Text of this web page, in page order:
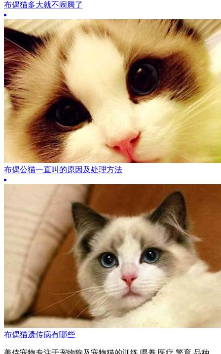
布偶猫多大就不闹腾了
布偶公猫一直叫的原因及处理方法
布偶猫遗传病有哪些